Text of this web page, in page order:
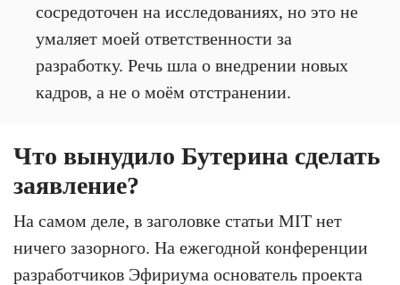
сосредоточен на исследованиях, но это не
умаляет моей ответственности за
разработку. Речь шла о внедрении новых
кадров, а не о моём отстранении.
Что вынудило Бутерина сделать
заявление?
На самом деле, в заголовке статьи MIT нет
ничего зазорного. На ежегодной конференции
разработчиков Эфириума основатель проекта